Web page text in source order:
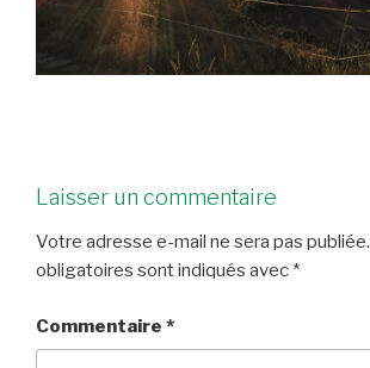
Laisser un commentaire
Votre adresse e-mail ne sera pas publiée.
obligatoires sont indiqués avec *
Commentaire *